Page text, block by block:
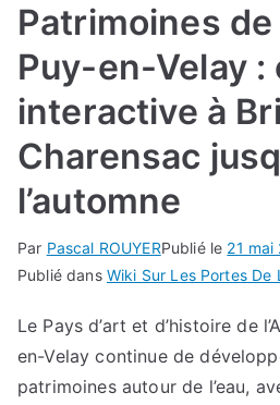
Patrimoines de
Puy-en-Velay
interactive à
Charensac
l’automne
Par Pascal ROUYERPublié le 21 mai
Publié dans Wiki Sur Les Portes De
Le Pays d’art et d’histoire de
en-Velay continue de
patrimoines autour de l’eau,